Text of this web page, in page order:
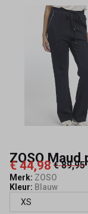
ZOSO Maud
€ 44,98 € 89,95
Merk: ZOSO
Kleur: Blauw